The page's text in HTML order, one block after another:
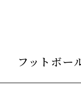
フットボー